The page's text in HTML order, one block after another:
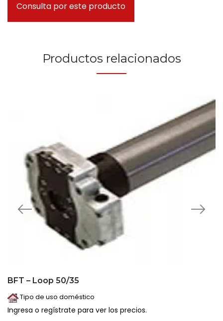
Consulta por este producto
Productos relacionados
BFT – Loop 50/35
Tipo de uso doméstico
Ingresa o regístrate para ver los precios.